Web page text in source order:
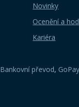
Novinky
Ocenění a
Kariéra
Bankovní převod,